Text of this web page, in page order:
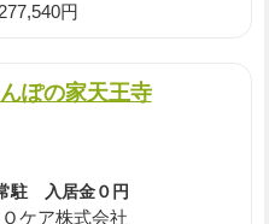
円
ぽの家天王寺
駐 入居金０円
ケア株式会社